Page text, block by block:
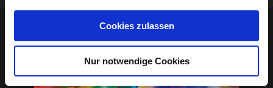
Cookies zulassen
Nur notwendige Cookies
Sponsoren-Inhalt